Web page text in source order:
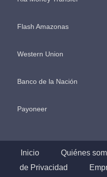
Flash Amazonas
Western Union
Banco de la Nación
Payoneer
Inicio Quiénes
de Privacidad